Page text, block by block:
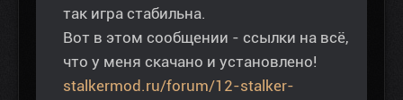
так игра стабильна.
Вот в этом сообщении - ссылки на всё,
что у меня скачано и установлено!
stalkermod.ru/forum/12-stalker-